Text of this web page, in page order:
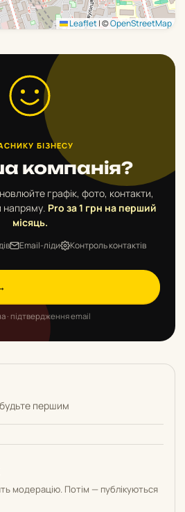
Leaflet|©OpenStreetMap
БІЗНЕСУ
компанія?
графік, фото, контакти,
напряму. Pro за 1 грн на перший
місяць.
Email-ліди Контроль контактів
· підтвердження email
першим
модерацію. Потім — публікуються